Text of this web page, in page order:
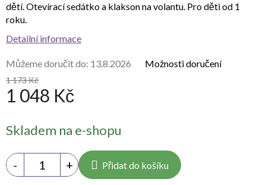
1 173 Kč
1 048 Kč
cena:
Skladem na e-shopu
Můžeme doručit do: 13.8.2026 Možnosti doručení
Přidat do košíku
dětí. Otevírací sedátko a klakson na volantu. Pro děti od 1
roku.
Detailní informace